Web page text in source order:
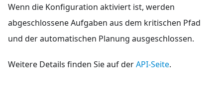
Wenn die Konfiguration aktiviert ist, werden
abgeschlossene Aufgaben aus dem kritischen Pfad
und der automatischen Planung ausgeschlossen.
Weitere Details finden Sie auf derAPI-Seite.